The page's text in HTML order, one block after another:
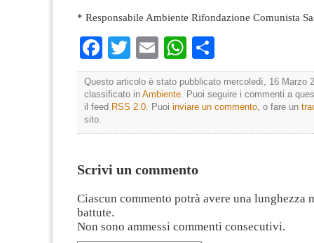
* Responsabile Ambiente Rifondazione Comunista
Facebook
TwitterEmailWhatsApp
Questo articolo è stato pubblicato mercoledì, 16 Marzo
classificato in Ambiente . Puoi seguire i commenti a
il feed RSS 2.0 . Puoi inviare un commento , o fare un
sito.
Scrivi un commento
Ciascun commento potrà avere una lunghezza
battute.
Non sono ammessi commenti consecutivi.